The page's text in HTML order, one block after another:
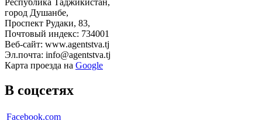
Республика Таджикистан,
город Душанбе,
Проспект Рудаки, 83,
Почтовый индекс: 734001
Веб-сайт: www.agentstva.tj
Эл.почта: info@agentstva.tj
Карта проезда на Google
В соцсетях
Facebook.com